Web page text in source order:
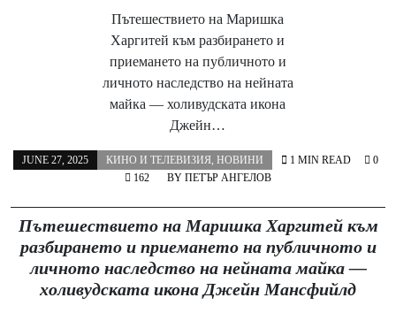
Пътешествието на Маришка
Харгитей към разбирането и
приемането на публичното и
личното наследство на нейната
майка — холивудската икона
Джейн…
JUNE 27, 2025 КИНО И ТЕЛЕВИЗИЯ, НОВИНИ
BY ПЕТЪР АНГЕЛОВ
1 MIN READ
0
162
Пътешествието на Маришка Харгитей към
разбирането и приемането на публичното и
личното наследство на нейната майка —
холивудската икона Джейн Мансфийлд